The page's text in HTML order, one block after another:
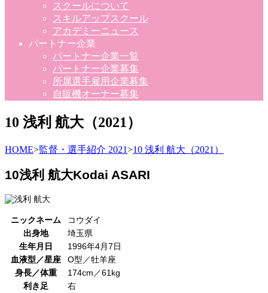
スクールについて
スキルアップスクール
アカデミーニュース
パートナー企業
パートナー企業一覧
パートナー企業募集
所属選手雇用企業募集
自販機オーナー募集
10 浅利 航大（2021）
HOME>監督・選手紹介 2021>10 浅利 航大（2021）
10浅利 航大Kodai ASARI
ニックネーム
コウダイ
出身地
埼玉県
生年月日
1996年4月7日
血液型／星座
O型／牡羊座
身長／体重
174cm／61kg
利き足
右